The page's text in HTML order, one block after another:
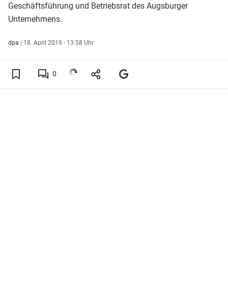
Geschäftsführung und Betriebsrat des Augsburger
Unternehmens.
dpa | 18. April 2019 - 13:58 Uhr
0